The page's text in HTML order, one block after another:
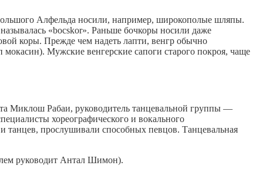
Алфельда носили, например, широкополые шляпы.
«bocskor». Раньше бочкоры носили даже
коры. Прежде чем надеть лапти, венгр обычно
Мужские венгерские сапоги старого покроя, чаще
Миклош Рабаи, руководитель танцевальной группы —
хореографического и вокального
танцев, прослушивали способных певцов. Танцевальная
руководит Антал Шимон).